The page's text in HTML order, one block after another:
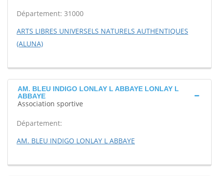
Département: 31000
ARTS LIBRES UNIVERSELS NATURELS AUTHENTIQUES
(ALUNA)
AM. BLEU INDIGO LONLAY L ABBAYE LONLAY L
ABBAYE
Association sportive
Département:
AM. BLEU INDIGO LONLAY L ABBAYE